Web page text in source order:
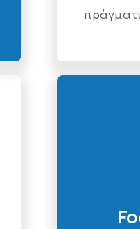
πράγματι